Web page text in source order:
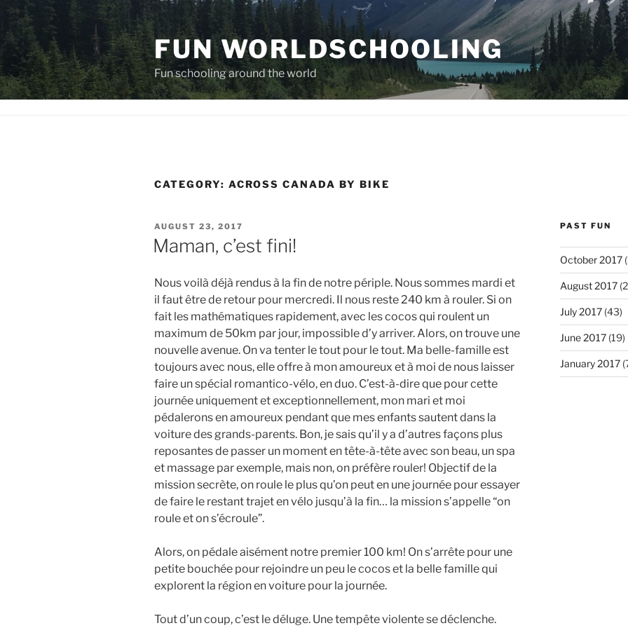
Skip
content
FUN WORLDSCHOOLING
Fun schooling around the world
CATEGORY: ACROSS CANADA BY BIKE
POSTED
ON
AUGUST 23, 2017
Maman, c’est fini!
Nous voilà déjà rendus à la fin de notre périple. Nous sommes mardi et
il faut être de retour pour mercredi. Il nous reste 240 km à rouler. Si on
fait les mathématiques rapidement, avec les cocos qui roulent un
maximum de 50km par jour, impossible d’y arriver. Alors, on trouve une
nouvelle avenue. On va tenter le tout pour le tout. Ma belle-famille est
toujours avec nous, elle offre à mon amoureux et à moi de nous laisser
faire un spécial romantico-vélo, en duo. C’est-à-dire que pour cette
journée uniquement et exceptionnellement, mon mari et moi
pédalerons en amoureux pendant que mes enfants sautent dans la
voiture des grands-parents. Bon, je sais qu’il y a d’autres façons plus
reposantes de passer un moment en tête-à-tête avec son beau, un spa
et massage par exemple, mais non, on préfère rouler! Objectif de la
mission secrète, on roule le plus qu’on peut en une journée pour essayer
de faire le restant trajet en vélo jusqu’à la fin… la mission s’appelle “on
roule et on s’écroule”.
Alors, on pédale aisément notre premier 100 km! On s’arrête pour une
petite bouchée pour rejoindre un peu le cocos et la belle famille qui
explorent la région en voiture pour la journée.
Tout d’un coup, c’est le déluge. Une tempête violente se déclenche.
PAST FUN
October 2017
August 2017
July 2017(43)
June 2017(19)
January 2017